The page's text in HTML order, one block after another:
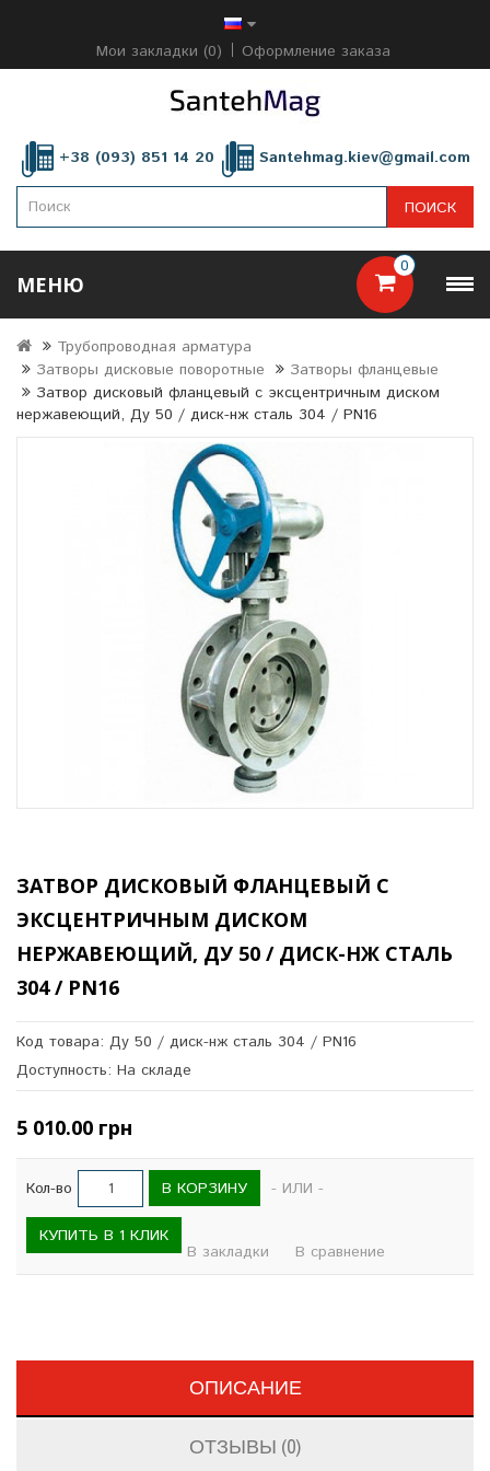
Мои закладки (0) Оформление заказа
+38 (093) 851 14 20 Santehmag.kiev@gmail.com
0
ПОИСК
МЕНЮ
Трубопроводная арматура
Затворы дисковые поворотные
Затворы фланцевые
Затвор дисковый фланцевый с эксцентричным диском
нержавеющий, Ду 50 / диск-нж сталь 304 / PN16
ЗАТВОР ДИСКОВЫЙ ФЛАНЦЕВЫЙ С
ЭКСЦЕНТРИЧНЫМ ДИСКОМ
НЕРЖАВЕЮЩИЙ, ДУ 50 / ДИСК-НЖ СТАЛЬ
304 / PN16
Код товара: Ду 50 / диск-нж сталь 304 / PN16
Доступность: На складе
5 010.00 грн
Кол-во В КОРЗИНУ - ИЛИ -
КУПИТЬ В 1 КЛИК
В закладки В сравнение
ОПИСАНИЕ
ОТЗЫВЫ (0)